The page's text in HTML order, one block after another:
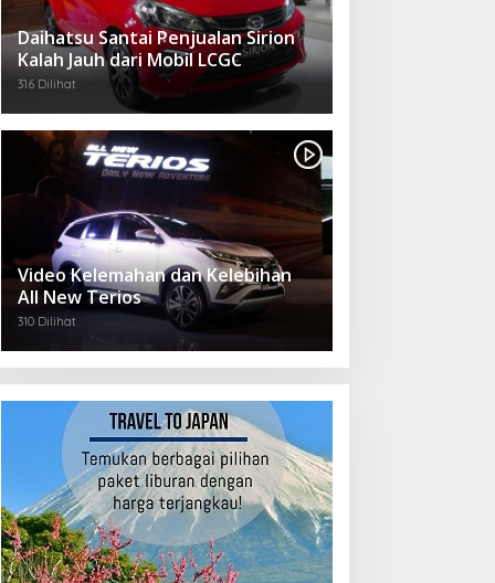
Daihatsu Santai Penjualan Sirion
Kalah Jauh dari Mobil LCGC
316 Dilihat
Video Kelemahan dan Kelebihan
All New Terios
310 Dilihat